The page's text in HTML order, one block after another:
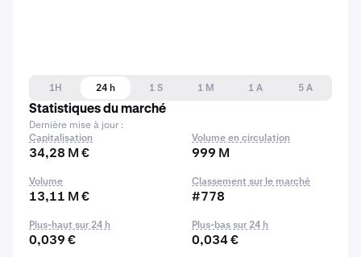
1H 24 h 1 S 1 M 1 A
5 A
Statistiques du marché
Dernière mise à jour :
Capitalisation
34,28 M €
Volume en circulation
999 M
Volume
13,11 M €
Classement sur le marché
#778
Plus-haut sur 24 h
0,039 €
Plus-bas sur 24 h
0,034 €